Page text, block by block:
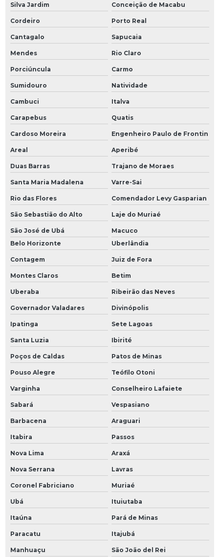
Silva Jardim Conceição de Macabu
Cordeiro Porto Real
Cantagalo Sapucaia
Mendes Rio Claro
Porciúncula Carmo
Sumidouro Natividade
Cambuci Italva
Carapebus Quatis
Cardoso Moreira Engenheiro Paulo de Frontin
Areal Aperibé
Duas Barras Trajano de Moraes
Santa Maria Madalena Varre-Sai
Rio das Flores Comendador Levy Gasparian
São Sebastião do Alto Laje do Muriaé
São José de Ubá
Macuco
Belo Horizonte
Uberlândia
Contagem Juiz de Fora
Montes Claros Betim
Uberaba Ribeirão das Neves
Governador Valadares Divinópolis
Ipatinga Sete Lagoas
Santa Luzia Ibirité
Poços de Caldas Patos de Minas
Pouso Alegre Teófilo Otoni
Varginha Conselheiro Lafaiete
Sabará Vespasiano
Barbacena Araguari
Itabira Passos
Nova Lima Araxá
Nova Serrana Lavras
Coronel Fabriciano Muriaé
Ubá Ituiutaba
Itaúna Pará de Minas
Paracatu Itajubá
Manhuaçu São João del Rei